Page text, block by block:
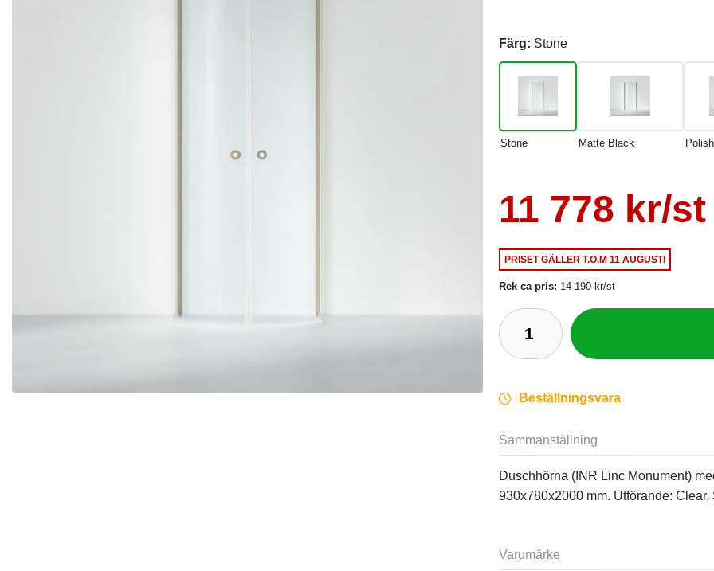
Färg: Stone
Stone Matte Black
11 778 kr/st
PRISET GÄLLERT.O.M 11 AUGUSTI
Rek ca pris: 14 190 kr/st
Beställningsvara
Sammanställning
Duschhörna (INR Linc Monument)
930x780x2000 mm. Utförande: Clear,
Varumärke